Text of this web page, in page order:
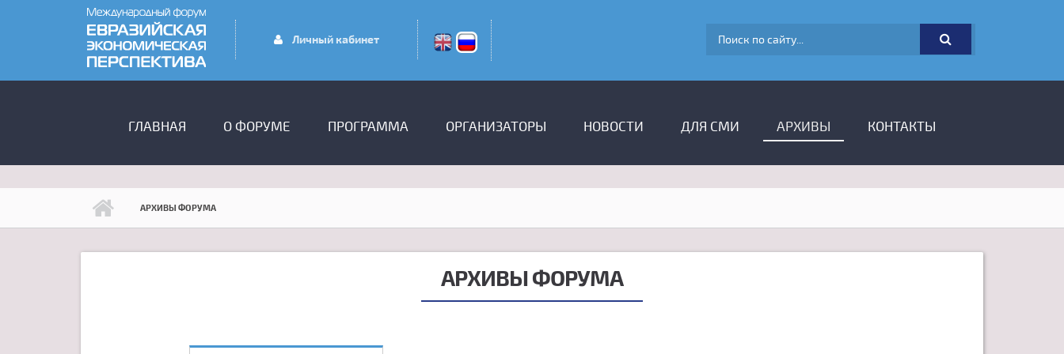
Перейти к основному содержанию
Личный кабинет ФОРМА ПОИСКА
ГЛАВНОЕ МЕНЮ
ГЛАВНАЯ О ФОРУМЕ ПРОГРАММА ОРГАНИЗАТОРЫ НОВОСТИ ДЛЯ СМИ АРХИВЫ КОНТАКТЫ
АРХИВЫ ФОРУМА
АРХИВЫ ФОРУМА